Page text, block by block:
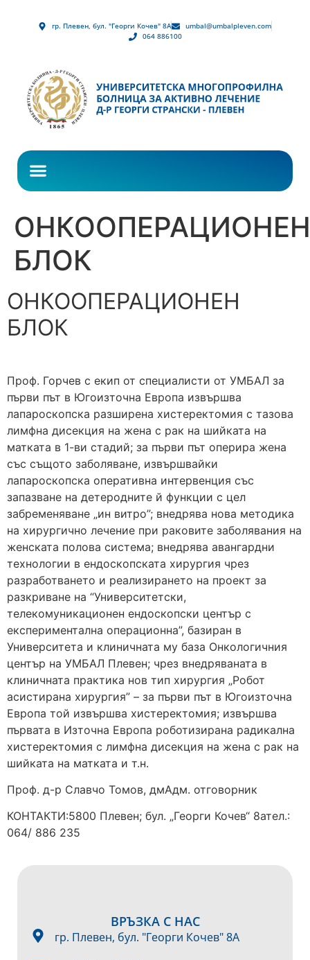
гр. Плевен, бул. "Георги Кочев" 8А
umbal@umbalpleven.com
064 886100
ОНКООПЕРАЦИОНЕН
БЛОК
ОНКООПЕРАЦИОНЕН
БЛОК
Проф. Горчев с екип от специалисти от УМБАЛ за
първи път в Югоизточна Европа извършва
лапароскопска разширена хистеректомия с тазова
лимфна дисекция на жена с рак на шийката на
матката в 1-ви стадий; за първи път оперира жена
със същото заболяване, извършвайки
лапароскопска оперативна интервенция със
запазване на детеродните й функции с цел
забременяване „ин витро”; внедрява нова методика
на хирургично лечение при раковите заболявания на
женската полова система; внедрява авангардни
технологии в ендоскопската хирургия чрез
разработването и реализирането на проект за
разкриване на “Университетски,
телекомуникационен ендоскопски център с
експериментална операционна”, базиран в
Университета и клиничната му база Онкологичния
център на УМБАЛ Плевен; чрез внедряваната в
клиничната практика нов тип хирургия „Робот
асистирана хирургия” – за първи път в Югоизточна
Европа той извършва хистеректомия; извършва
първата в Източна Европа роботизирана радикална
хистеректомия с лимфна дисекция на жена с рак на
шийката на матката и т.н.
Проф. д-р Славчо Томов, дмАдм. отговорник
КОНТАКТИ:5800 Плевен; бул. „Георги Кочев“ 8ател.:
064/ 886 235
ВРЪЗКА С НАС
гр. Плевен, бул. "Георги Кочев" 8А